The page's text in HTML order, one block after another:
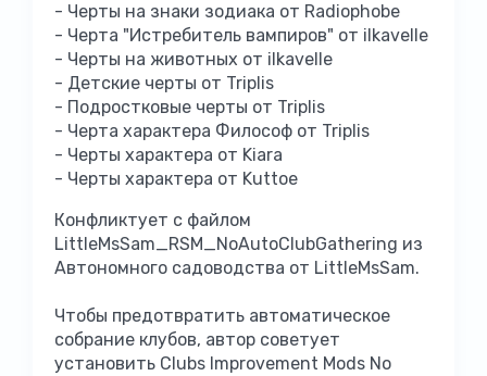
- Черты на знаки зодиака от Radiophobe
- Черта "Истребитель вампиров" от ilkavelle
- Черты на животных от ilkavelle
- Детские черты от Triplis
- Подростковые черты от Triplis
- Черта характера Философ от Triplis
- Черты характера от Kiara
- Черты характера от Kuttoe
Конфликтует с файлом
LittleMsSam_RSM_NoAutoClubGathering из
Автономного садоводства от LittleMsSam.
Чтобы предотвратить автоматическое
собрание клубов, автор советует
установить Clubs Improvement Mods No